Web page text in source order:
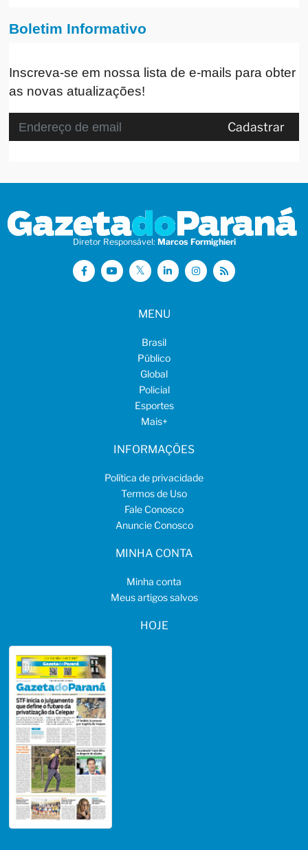
Boletim Informativo
Inscreva-se em nossa lista de e-mails para obter
as novas atualizações!
Cadastrar
Diretor Responsável: Marcos Formighieri
MENU
Brasil
Público
Global
Policial
Esportes
Mais+
INFORMAÇÕES
Política de privacidade
Termos de Uso
Fale Conosco
Anuncie Conosco
MINHA CONTA
Minha conta
Meus artigos salvos
HOJE